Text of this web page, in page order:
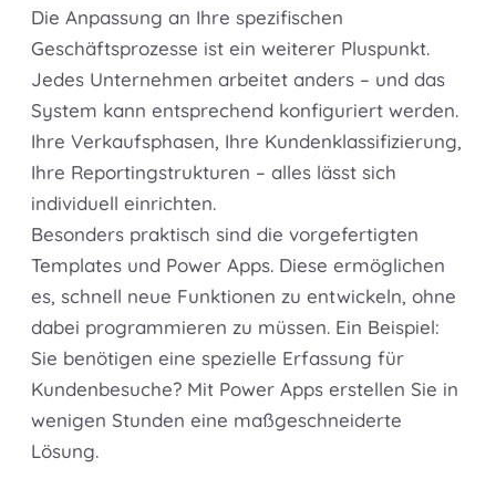
Die Anpassung an Ihre spezifischen
Geschäftsprozesse ist ein weiterer Pluspunkt.
Jedes Unternehmen arbeitet anders – und das
System kann entsprechend konfiguriert werden.
Ihre Verkaufsphasen, Ihre Kundenklassifizierung,
Ihre Reportingstrukturen – alles lässt sich
individuell einrichten.
Besonders praktisch sind die vorgefertigten
Templates und Power Apps. Diese ermöglichen
es, schnell neue Funktionen zu entwickeln, ohne
dabei programmieren zu müssen. Ein Beispiel:
Sie benötigen eine spezielle Erfassung für
Kundenbesuche? Mit Power Apps erstellen Sie in
wenigen Stunden eine maßgeschneiderte
Lösung.